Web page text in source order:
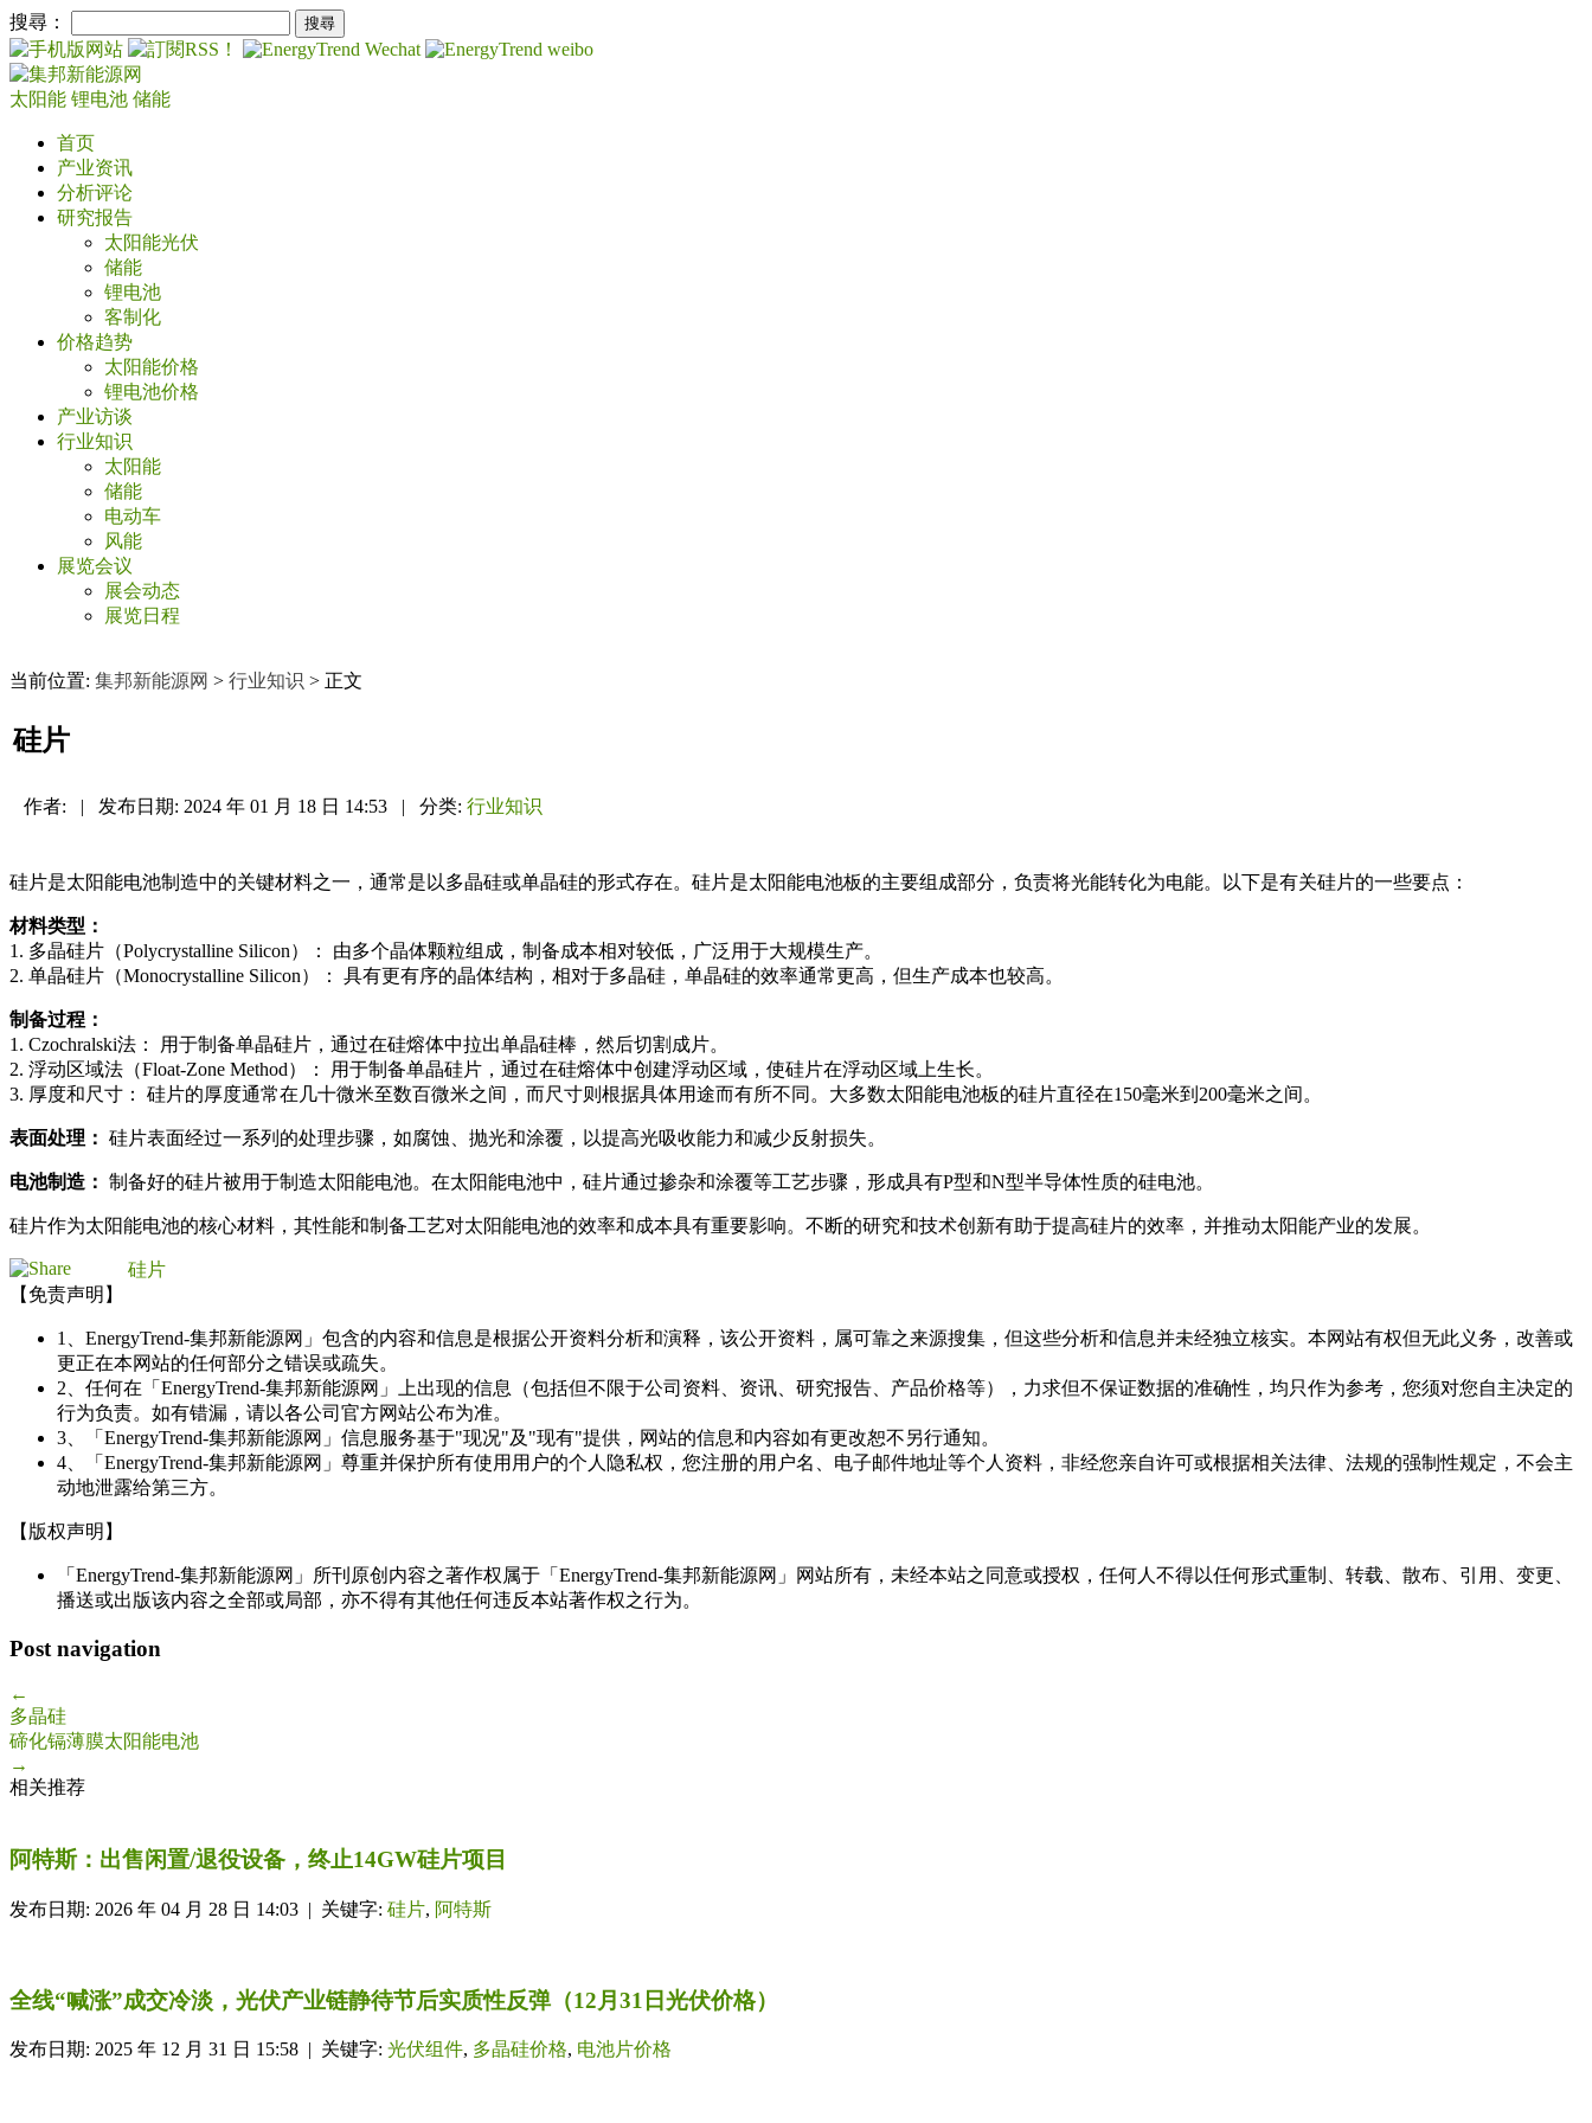
搜尋：
太阳能 锂电池 储能
首页
产业资讯
分析评论
研究报告
太阳能光伏
储能
锂电池
客制化
价格趋势
太阳能价格
锂电池价格
产业访谈
行业知识
太阳能
储能
电动车
风能
展览会议
展会动态
展览日程
当前位置: 集邦新能源网 > 行业知识 > 正文
硅片
作者: | 发布日期: 2024 年 01 月 18 日 14:53 | 分类: 行业知识
硅片是太阳能电池制造中的关键材料之一，通常是以多晶硅或单晶硅的形式存在。硅片是太阳能电池板的主要组成部分，负责将光能转化为电能。以下是有关硅片的一些要点：
材料类型：
1. 多晶硅片（Polycrystalline Silicon）： 由多个晶体颗粒组成，制备成本相对较低，广泛用于大规模生产。
2. 单晶硅片（Monocrystalline Silicon）： 具有更有序的晶体结构，相对于多晶硅，单晶硅的效率通常更高，但生产成本也较高。
制备过程：
1. Czochralski法： 用于制备单晶硅片，通过在硅熔体中拉出单晶硅棒，然后切割成片。
2. 浮动区域法（Float-Zone Method）： 用于制备单晶硅片，通过在硅熔体中创建浮动区域，使硅片在浮动区域上生长。
3. 厚度和尺寸： 硅片的厚度通常在几十微米至数百微米之间，而尺寸则根据具体用途而有所不同。大多数太阳能电池板的硅片直径在150毫米到200毫米之间。
表面处理： 硅片表面经过一系列的处理步骤，如腐蚀、抛光和涂覆，以提高光吸收能力和减少反射损失。
电池制造： 制备好的硅片被用于制造太阳能电池。在太阳能电池中，硅片通过掺杂和涂覆等工艺步骤，形成具有P型和N型半导体性质的硅电池。
硅片作为太阳能电池的核心材料，其性能和制备工艺对太阳能电池的效率和成本具有重要影响。不断的研究和技术创新有助于提高硅片的效率，并推动太阳能产业的发展。
硅片
【免责声明】
1、EnergyTrend-集邦新能源网」包含的内容和信息是根据公开资料分析和演释，该公开资料，属可靠之来源搜集，但这些分析和信息并未经独立核实。本网站有权但无此义务，改善或
更正在本网站的任何部分之错误或疏失。
2、任何在「EnergyTrend-集邦新能源网」上出现的信息（包括但不限于公司资料、资讯、研究报告、产品价格等），力求但不保证数据的准确性，均只作为参考，您须对您自主决定的
行为负责。如有错漏，请以各公司官方网站公布为准。
3、「EnergyTrend-集邦新能源网」信息服务基于"现况"及"现有"提供，网站的信息和内容如有更改恕不另行通知。
4、「EnergyTrend-集邦新能源网」尊重并保护所有使用用户的个人隐私权，您注册的用户名、电子邮件地址等个人资料，非经您亲自许可或根据相关法律、法规的强制性规定，不会主
动地泄露给第三方。
【版权声明】
「EnergyTrend-集邦新能源网」所刊原创内容之著作权属于「EnergyTrend-集邦新能源网」网站所有，未经本站之同意或授权，任何人不得以任何形式重制、转载、散布、引用、变更、
播送或出版该内容之全部或局部，亦不得有其他任何违反本站著作权之行为。
Post navigation
←
多晶硅
碲化镉薄膜太阳能电池
→
相关推荐
阿特斯：出售闲置/退役设备，终止14GW硅片项目
发布日期: 2026 年 04 月 28 日 14:03 | 关键字: 硅片, 阿特斯
全线“喊涨”成交冷淡，光伏产业链静待节后实质性反弹（12月31日光伏价格）
发布日期: 2025 年 12 月 31 日 15:58 | 关键字: 光伏组件, 多晶硅价格, 电池片价格